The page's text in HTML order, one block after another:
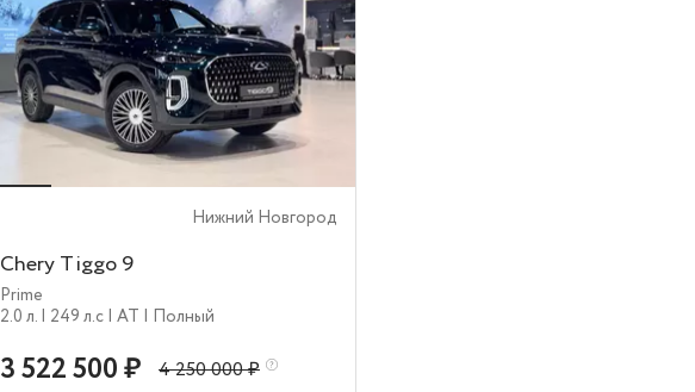
Нижний Новгород
Chery Tiggo 9
Prime
2.0 л. | 249 л.c | AT | Полный
3 522 500 ₽ 4 250 000 ₽